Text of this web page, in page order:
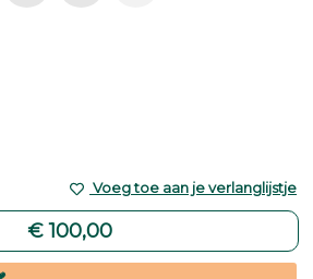
€ 100,00
Voeg toe aan je verlanglijstje